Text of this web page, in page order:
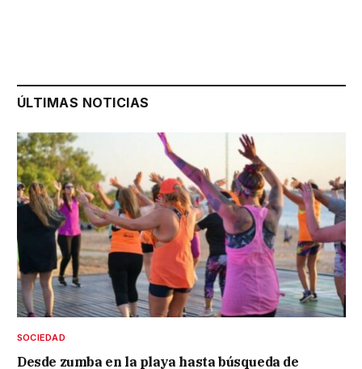
ÚLTIMAS NOTICIAS
SOCIEDAD
Desde zumba en la playa hasta búsqueda de